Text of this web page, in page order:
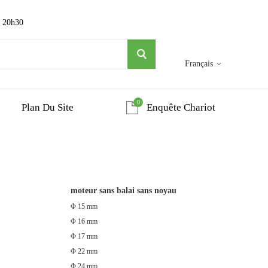
Français
20h30
Plan Du Site Enquête Chariot
0
moteur sans balai sans noyau
Φ 15 mm
Φ 16 mm
Φ 17 mm
Φ 22 mm
Φ 24 mm